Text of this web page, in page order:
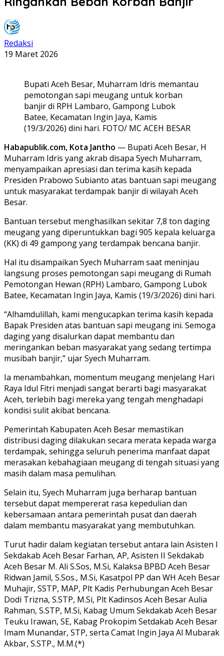
Redaksi
19 Maret 2026
Bupati Aceh Besar, Muharram Idris memantau
pemotongan sapi meugang untuk korban
banjir di RPH Lambaro, Gampong Lubok
Batee, Kecamatan Ingin Jaya, Kamis
(19/3/2026) dini hari. FOTO/ MC ACEH BESAR
Habapublik.com, Kota Jantho — Bupati Aceh Besar, H
Muharram Idris yang akrab disapa Syech Muharram,
menyampaikan apresiasi dan terima kasih kepada
Presiden Prabowo Subianto atas bantuan sapi meugang
untuk masyarakat terdampak banjir di wilayah Aceh
Besar.
Bantuan tersebut menghasilkan sekitar 7,8 ton daging
meugang yang diperuntukkan bagi 905 kepala keluarga
(KK) di 49 gampong yang terdampak bencana banjir.
Hal itu disampaikan Syech Muharram saat meninjau
langsung proses pemotongan sapi meugang di Rumah
Pemotongan Hewan (RPH) Lambaro, Gampong Lubok
Batee, Kecamatan Ingin Jaya, Kamis (19/3/2026) dini hari.
“Alhamdulillah, kami mengucapkan terima kasih kepada
Bapak Presiden atas bantuan sapi meugang ini. Semoga
daging yang disalurkan dapat membantu dan
meringankan beban masyarakat yang sedang tertimpa
musibah banjir,” ujar Syech Muharram.
Ia menambahkan, momentum meugang menjelang Hari
Raya Idul Fitri menjadi sangat berarti bagi masyarakat
Aceh, terlebih bagi mereka yang tengah menghadapi
kondisi sulit akibat bencana.
Pemerintah Kabupaten Aceh Besar memastikan
distribusi daging dilakukan secara merata kepada warga
terdampak, sehingga seluruh penerima manfaat dapat
merasakan kebahagiaan meugang di tengah situasi yang
masih dalam masa pemulihan.
Selain itu, Syech Muharram juga berharap bantuan
tersebut dapat mempererat rasa kepedulian dan
kebersamaan antara pemerintah pusat dan daerah
dalam membantu masyarakat yang membutuhkan.
Turut hadir dalam kegiatan tersebut antara lain Asisten I
Sekdakab Aceh Besar Farhan, AP, Asisten II Sekdakab
Aceh Besar M. Ali S.Sos, M.Si, Kalaksa BPBD Aceh Besar
Ridwan Jamil, S.Sos., M.Si, Kasatpol PP dan WH Aceh Besar
Muhajir, SSTP, MAP, Plt Kadis Perhubungan Aceh Besar
Dodi Trizna, S.STP, M.Si, Plt Kadinsos Aceh Besar Aulia
Rahman, S.STP, M.Si, Kabag Umum Sekdakab Aceh Besar
Teuku Irawan, SE, Kabag Prokopim Setdakab Aceh Besar
Imam Munandar, STP, serta Camat Ingin Jaya Al Mubarak
Akbar, S.STP., M.M.(*)